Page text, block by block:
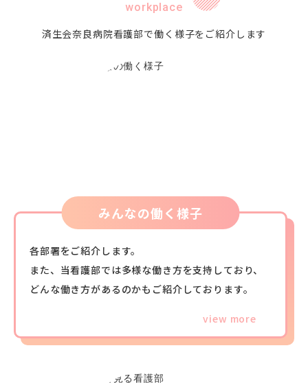
workplace
済生会奈良病院看護部で働く様子をご紹介します
みんなの働く様子
各部署をご紹介します。
また、当看護部では多様な働き方を支持しており、
どんな働き方があるのかもご紹介しております。
view more